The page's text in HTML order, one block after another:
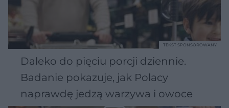
Daleko do pięciu porcji dziennie.
Badanie pokazuje, jak Polacy
naprawdę jedzą warzywa i owoce
TEKST SPONSOROWANY